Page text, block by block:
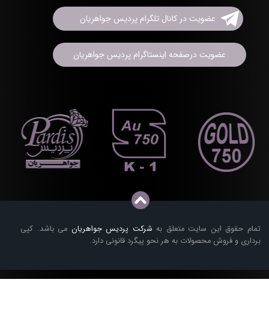
تمام حقوق این سایت متعلق به شرکت پردیس جواهریان می باشد. کپی
برداری و فروش محصولات به هر نحو پیگرد قانونی دارد.
عضویت در کانال تلگرام پردیس جواهریان
عضویت درصفحه اینستاگرام پردیس جواهریان